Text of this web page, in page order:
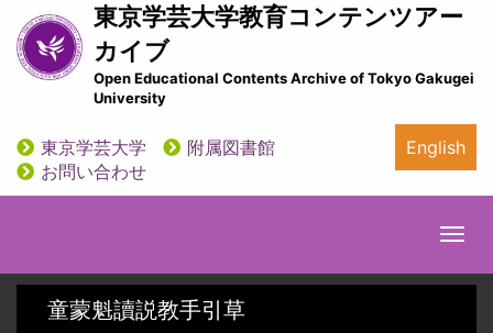
イ
ン
ン
ツ
東京学芸大学教育コンテンツアー
カイブ
Open Educational Contents Archive of Tokyo Gakugei
University
utility
東京学芸大学
附属図書館
お問い合わせ
English